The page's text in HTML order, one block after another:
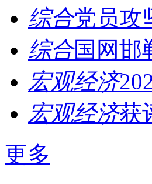
综合党员攻
综合国网邯
宏观经济
宏观经济获
更多